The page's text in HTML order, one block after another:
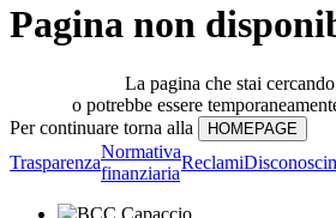
Pagina non
La pagina che stai
o potrebbe essere
Per continuare torna alla
Trasparenza
Normativa
finanziaria
Reclami